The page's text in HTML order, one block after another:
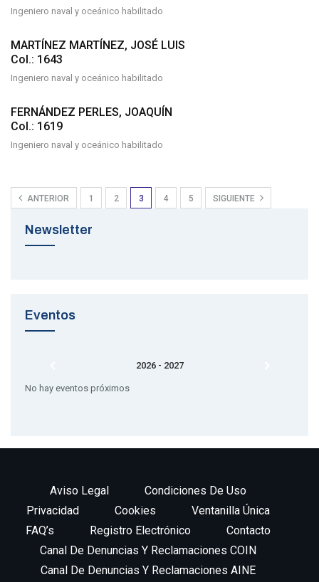
Ingeniero naval y oceánico habilitado
MARTÍNEZ MARTÍNEZ, JOSÉ LUIS
Col.: 1643
Ingeniero naval y oceánico habilitado
FERNÁNDEZ PERLES, JOAQUÍN
Col.: 1619
Ingeniero naval y oceánico habilitado
ANTERIOR 1 2 3 4 5 SIGUIENTE
Newsletter
Eventos
2026 - 2027
No hay eventos próximos
Aviso Legal
Condiciones De Uso
Privacidad
Cookies
Ventanilla Única
FAQ’s
Registro Electrónico
Contacto
Canal De Denuncias Y Reclamaciones COIN
Canal De Denuncias Y Reclamaciones AINE